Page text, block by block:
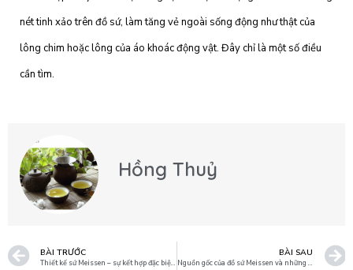
nét tinh xảo trên đồ sứ, làm tăng vẻ ngoài sống động như thật của
lông chim hoặc lông của áo khoác động vật. Đây chỉ là một số điều
cần tìm.
Hồng Thuỷ
BÀI TRƯỚC
Thiết kế sứ Meissen – sự kết hợp đặc biệt ở yếu tố phương Đông và Tây
BÀI SAU
Nguồn gốc của đồ sứ Meissen và những tìm hiểu mới về các loại gốm sứ.